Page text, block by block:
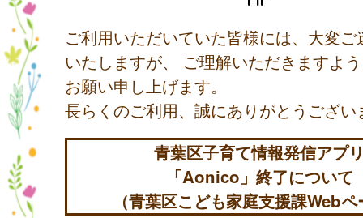
ご利用いただいていた皆様には、大変
いたしますが、 ご理解いただきますよ
お願い申し上げます。
長らくのご利用、誠にありがとうござい
青葉区子育て情報発信アプ
「Aonico」終了について
（青葉区こども家庭支援課Web